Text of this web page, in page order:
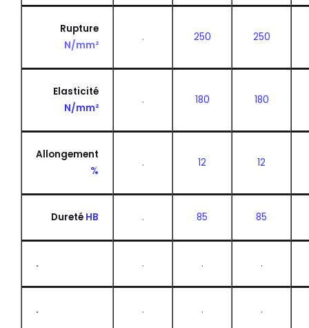
Rupture
N/mm²
. 250 250
Elasticité
N/mm²
. 180 180
Allongement
%
. 12 12
Dureté HB . 85 85
. . . .
. . . .